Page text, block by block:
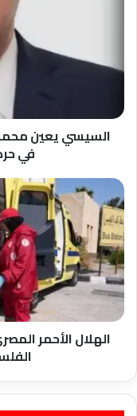
لمصر
في
حركةالسيسي يعين
في
الهلال
الأحمر
المصري
يستقبل
الدفعة
46
من
المصابين
الفلسطينيين